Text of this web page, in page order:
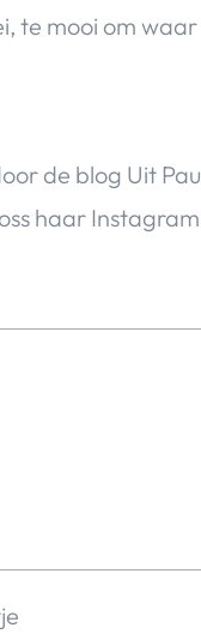
te mooi om
de blog Uit
haar